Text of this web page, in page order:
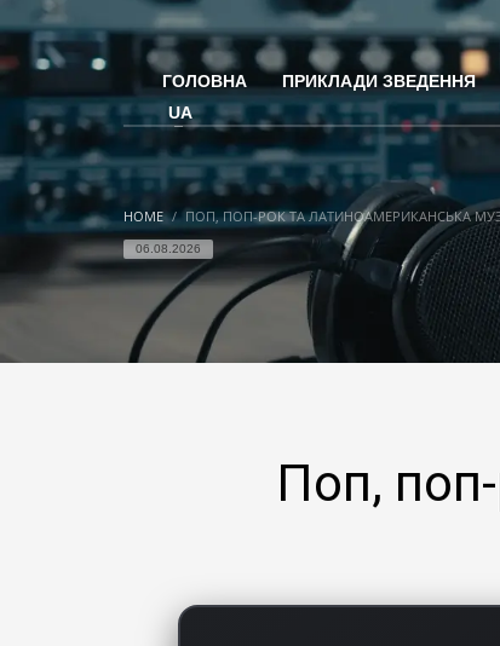
ГОЛОВНА ПРИКЛАДИ ЗВЕДЕННЯ
UA
HOME ПОП, ПОП-РОК ТА ЛАТИНОАМЕРИКАНСЬКА
06.08.2026
Поп,